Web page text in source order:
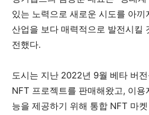
있는 노력으로 새로운 시도를 아
산업을 보다 매력적으로 발전시킬
전했다.
도시는 지난 2022년 9월 베타 버
NFT 프로젝트를 판매해왔고, 이
능을 제공하기 위해 통합 NFT 마